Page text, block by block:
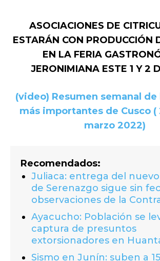
ASOCIACIONES DE
ESTARÁN CON PRODUCCIÓN
EN LA FERIA
JERONIMIANA ESTE 1 Y 2
(video) Resumen semanal
más importantes de Cusco (
marzo 2022)
Recomendados:
Juliaca: entrega del
de Serenazgo sigue sin
observaciones de la
Ayacucho: Población se
captura de presuntos
extorsionadores en
Sismo en Junín: suben a